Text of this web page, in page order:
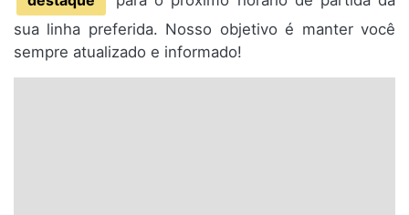
sua linha preferida. Nosso objetivo é manter você
sempre atualizado e informado!